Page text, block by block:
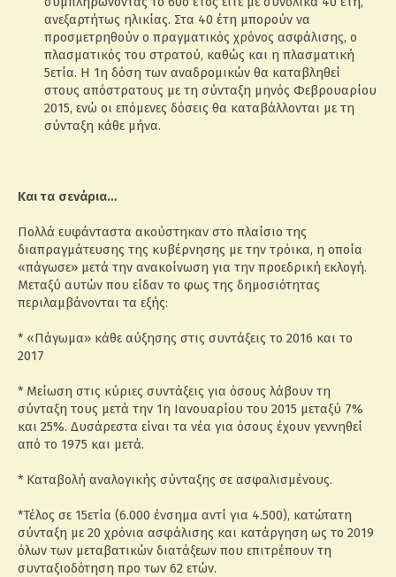
ανεξαρτήτως ηλικίας. Στα 40 έτη μπορούν να
προσμετρηθούν ο πραγματικός χρόνος ασφάλισης, ο
πλασματικός του στρατού, καθώς και η πλασματική
5ετία. Η 1η δόση των αναδρομικών θα καταβληθεί
στους απόστρατους με τη σύνταξη μηνός Φεβρουαρίου
2015, ενώ οι επόμενες δόσεις θα καταβάλλονται με τη
σύνταξη κάθε μήνα.
Και τα σενάρια…
Πολλά ευφάνταστα ακούστηκαν στο πλαίσιο της
διαπραγμάτευσης της κυβέρνησης με την τρόικα, η οποία
«πάγωσε» μετά την ανακοίνωση για την προεδρική εκλογή.
Μεταξύ αυτών που είδαν το φως της δημοσιότητας
περιλαμβάνονται τα εξής:
* «Πάγωμα» κάθε αύξησης στις συντάξεις το 2016 και το
2017
* Mείωση στις κύριες συντάξεις για όσους λάβουν τη
σύνταξη τους μετά την 1η Ιανουαρίου του 2015 μεταξύ 7%
και 25%. Δυσάρεστα είναι τα νέα για όσους έχουν γεννηθεί
από το 1975 και μετά.
* Kαταβολή αναλογικής σύνταξης σε ασφαλισμένους.
*Τέλος σε 15ετία (6.000 ένσημα αντί για 4.500), κατώτατη
σύνταξη με 20 χρόνια ασφάλισης και κατάργηση ως το 2019
όλων των μεταβατικών διατάξεων που επιτρέπουν τη
συνταξιοδότηση προ των 62 ετών.